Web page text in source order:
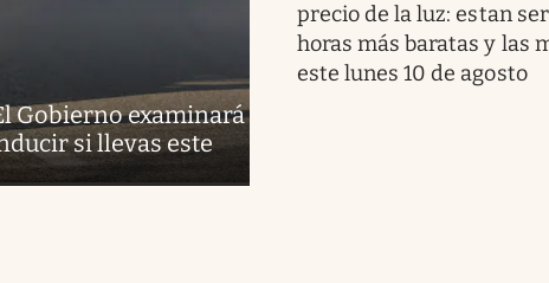
Gobierno examinará
si llevas este
precio de la luz: estan
horas más baratas y las
este lunes 10 de agosto